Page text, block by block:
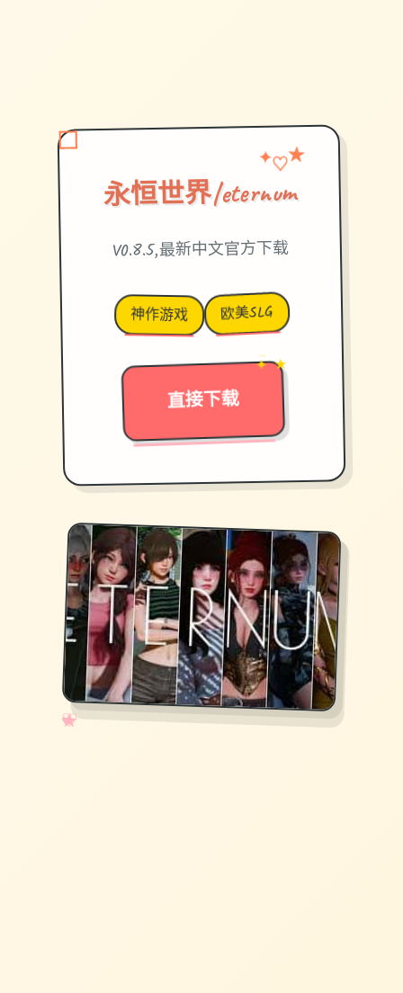
永恒世界|eternum
✦♡★
V0.8.5,最新中文官方下载
神作游戏 欧美SLG
直接下载
→
✦ ★
✧
♡
★
♥